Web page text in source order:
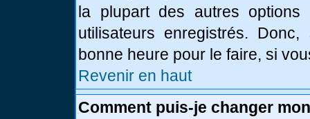
la plupart des autres options
utilisateurs enregistrés.
bonne heure pour le faire, si
Revenir en haut
Comment puis-je changer